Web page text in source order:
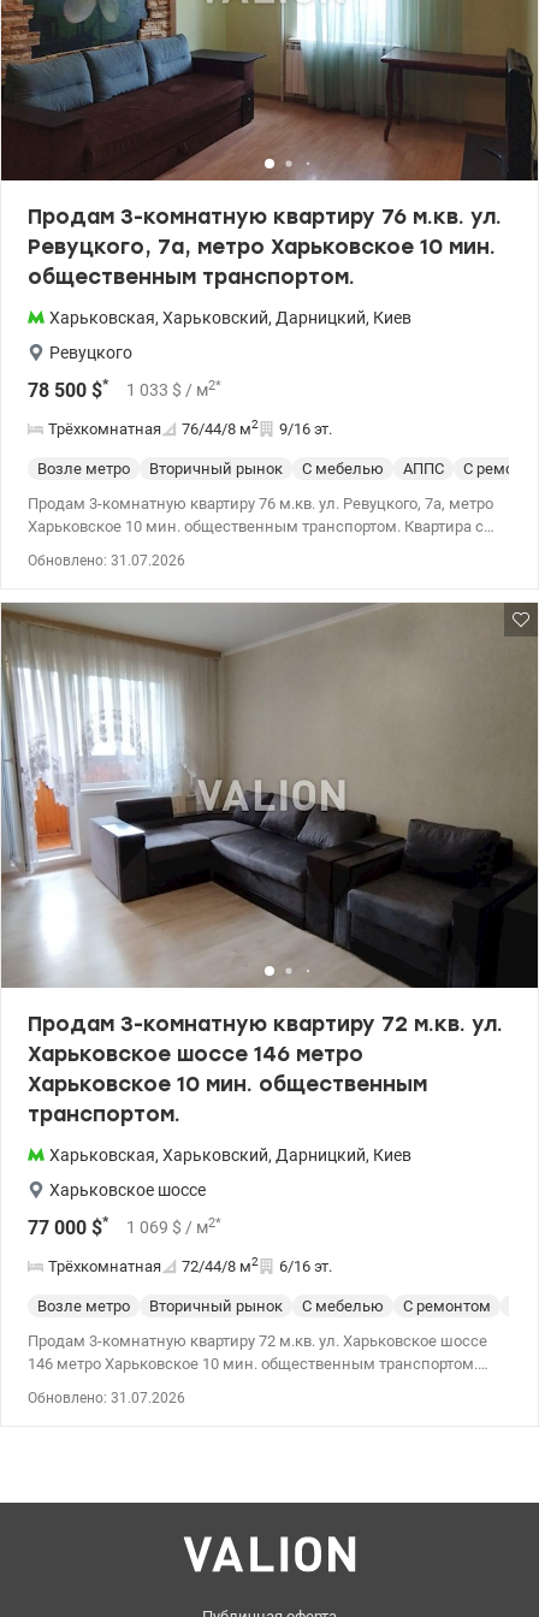
0976449950,Наталья, valion.ua/1152383
Продам 3-комнатную квартиру 76 м.кв. ул.
Ревуцкого, 7а, метро Харьковское 10 мин.
общественным транспортом.
Харьковская, Харьковский, Дарницкий, Киев
Ревуцкого
78 500 $* 1 033 $ / м2*
Трёхкомнатная 76/44/8 м2 9/16 эт.
Возле метро Вторичный рынок С мебелью АППС
С
Продам 3-комнатную квартиру 76 м.кв. ул. Ревуцкого, 7а, метро
Харьковское 10 мин. общественным транспортом. Квартира с
производился для себя из хороших материалов. Вся мебель и
на две квартиры, который закрывается. Возле дома есть
отличная сказочная детская площадка, сделанная
владельцами дома собственноручно. Неподалеку находится
озеро. Удобная локация, есть вся необходимая инфраструктура,
остановка общественного транспорта. Квартира свободна и
полностью готова к проживанию. Только наличные деньги.
Цена 78 500 у.е. Марина 0505077158 valion.ua /1151734
Обновлено: 31.07.2026
Продам 3-комнатную квартиру 72 м.кв. ул.
Харьковское шоссе 146 метро
Харьковское 10 мин. общественным
транспортом.
Харьковская, Харьковский, Дарницкий, Киев
Харьковское шоссе
77 000 $* 1 069 $ / м2*
Трёхкомнатная 72/44/8 м2 6/16 эт.
Возле метро Вторичный рынок С мебелью С ремонтом
Продам 3-комнатную квартиру 72 м.кв. ул. Харьковское шоссе
146 метро Харьковское 10 мин. общественным транспортом.
отдельными комнатами и санузлом. Отличная планировка:
два лифта, закрывающийся тамбур - на две квартиры. Удобная
и полностью готова к проживанию. Только наличные деньги.
Цена 77 000 у.е. Марина 0505077158 Valion.ua /1151352
Обновлено: 31.07.2026